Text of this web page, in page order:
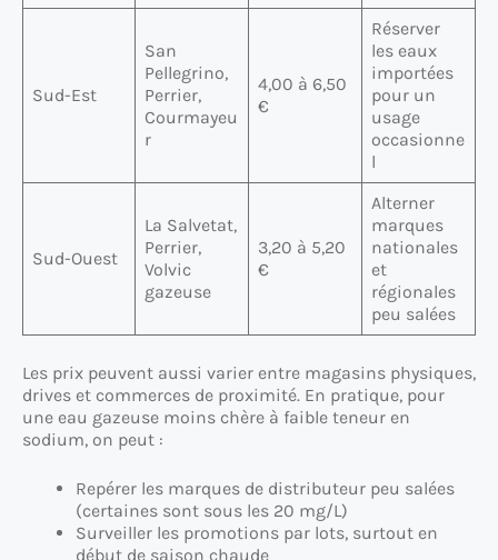
Sud-Est
San
Pellegrino,
Perrier,
Courmayeu
r
4,00 à 6,50
€
Réserver
les eaux
importées
pour un
usage
occasionne
l
Sud-Ouest
La Salvetat,
Perrier,
Volvic
gazeuse
3,20 à 5,20
€
Alterner
marques
nationales
et
régionales
peu salées
Les prix peuvent aussi varier entre magasins physiques,
drives et commerces de proximité. En pratique, pour
une eau gazeuse moins chère à faible teneur en
sodium, on peut :
Repérer les marques de distributeur peu salées
(certaines sont sous les 20 mg/L)
Surveiller les promotions par lots, surtout en
début de saison chaude